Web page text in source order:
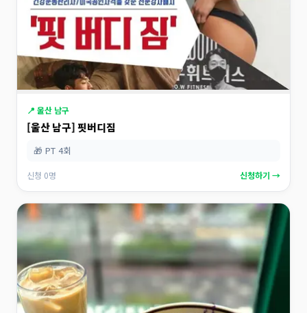
📍 울산 남구
[울산 남구] 핏버디짐
🎁 PT 4회
신청 0명 신청하기 →